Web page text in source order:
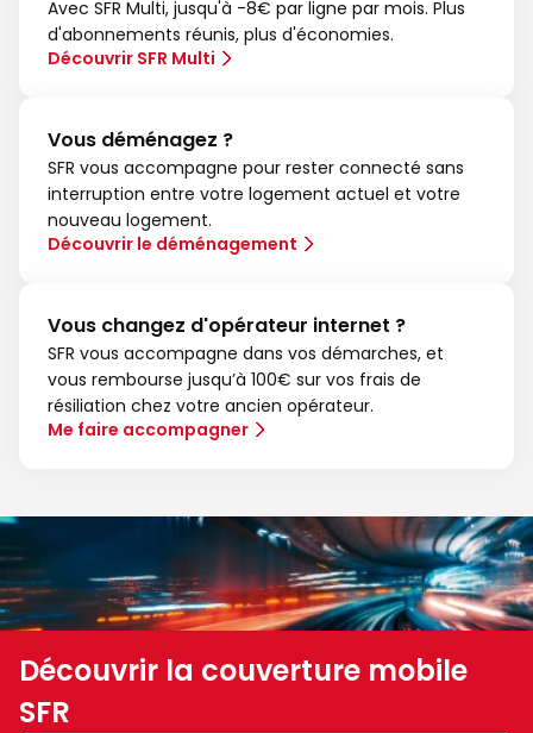
Avec SFR Multi, jusqu'à -8€ par ligne par mois. Plus
d'abonnements réunis, plus d'économies.
Découvrir SFR Multi
Vous déménagez ?
SFR vous accompagne pour rester connecté sans
interruption entre votre logement actuel et votre
nouveau logement.
Découvrir le déménagement
Vous changez d'opérateur internet ?
SFR vous accompagne dans vos démarches, et
vous rembourse jusqu’à 100€ sur vos frais de
résiliation chez votre ancien opérateur.
Me faire accompagner
Découvrir la couverture mobile
SFR